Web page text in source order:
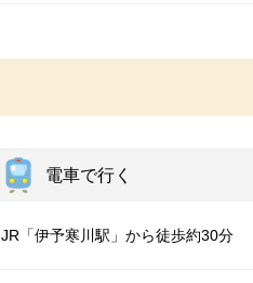
電車で行く
JR「伊予寒川駅」から徒歩約30分